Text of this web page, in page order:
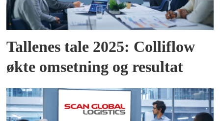
Tallenes tale 2025: Colliflow
økte omsetning og resultat